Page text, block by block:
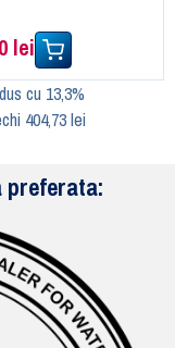
lei
cu 13,3%
404,73 lei
preferata: